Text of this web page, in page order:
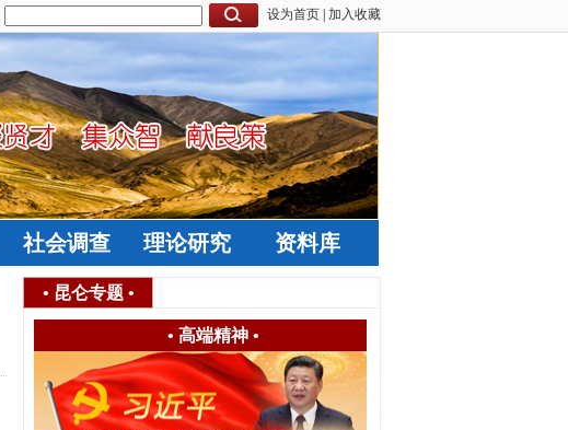
设为首页 加入收藏
社会调查 理论研究 资料库
• 昆仑专题 •
• 高端精神•